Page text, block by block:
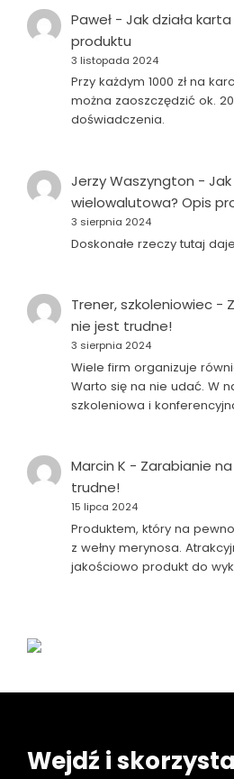
Paweł- Jak działa
produktu
3 listopada 2024
Przy każdym 1000 zł na
można zaoszczędzić ok. 20
doświadczenia.
Jerzy Waszyngton -
wielowalutowa? Opis
3 sierpnia 2024
Doskonałe rzeczy tutaj
Trener, szkoleniowiec-
nie jest trudne!
3 sierpnia 2024
Wiele firm organizuje
Warto się na nie udać. W
szkoleniowa i
Marcin K - Zarabianie
trudne!
15 lipca 2024
Produktem, który na
z wełny merynosa.
jakościowo produkt do
Wejdź i